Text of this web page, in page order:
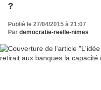
?
Publié le 27/04/2015 à 21:07
Par democratie-reelle-nimes